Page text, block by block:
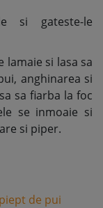
si gateste-le
lamaie si lasa sa
anghinarea si
sa fiarba la foc
se inmoaie si
si piper.
piept de pui